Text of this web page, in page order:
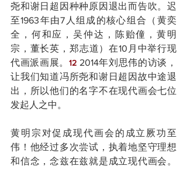
尧和谢日超因种种原因退出而告吹。迟
至1963年由7人组成的核心组合（黄奕
全，何和应，吴仲达，陈贻僮，黄明
宗，董长英，郑志道）在10月中举行现
代画派画展。 12 2014年刘思伟的访谈，
让我们知道冯所尧和谢日超因故中途退
出，所以他们的名字不在现代画会七位
发起人之中。
黄明宗对促成现代画会的成立厥功至
伟！他经过多次尝试，执着地坚守理想
和信念，念兹在兹就是成立现代画会。